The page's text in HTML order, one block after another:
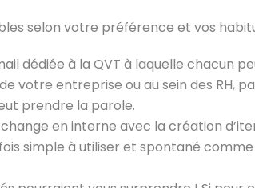
selon votre préférence et vos
dédiée à la QVT à laquelle chacun
votre entreprise ou au sein des RH,
prendre la parole.
en interne avec la création
simple à utiliser et spontané